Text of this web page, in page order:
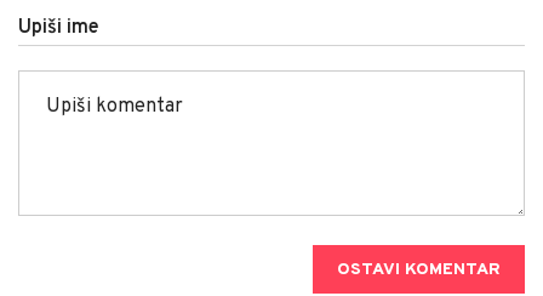
Upiši ime
OSTAVI KOMENTAR